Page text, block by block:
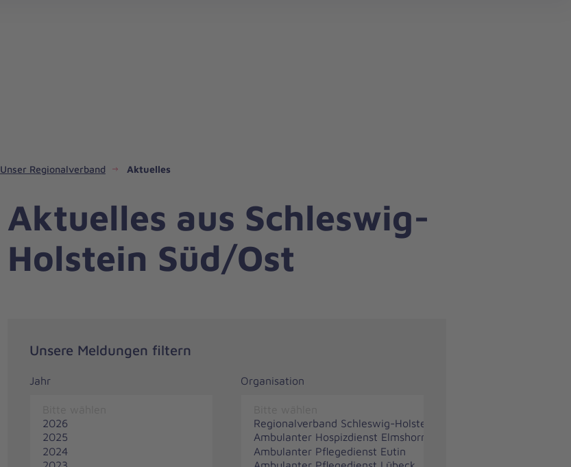
Unser Regionalverband Aktuelles
Aktuelles aus Schleswig-
Holstein Süd/Ost
Unsere Meldungen filtern
Jahr Organisation